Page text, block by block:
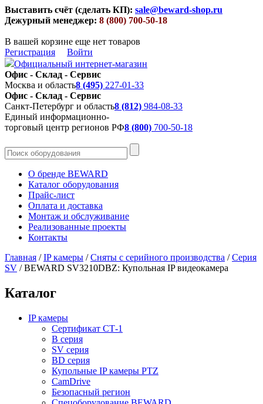
Выставить счёт (сделать КП): sale@beward-shop.ru
Дежурный менеджер: 8 (800) 700-50-18
В вашей корзине еще нет товаров
Регистрация
Войти
Официальный интернет-магазин
Офис - Склад - Сервис
Москва и область8 (495) 227-01-33
Офис - Склад - Сервис
Санкт-Петербург и область8 (812) 984-08-33
Единый информационно-
торговый центр регионов РФ8 (800) 700-50-18
О бренде BEWARD
Каталог оборудования
Прайс-лист
Оплата и доставка
Монтаж и обслуживание
Реализованные проекты
Контакты
Главная /IP камеры /Сняты с серийного производства /Серия
SV /BEWARD SV3210DBZ: Купольная IP видеокамера
Каталог
IP камеры
Сертификат СТ-1
B серия
SV серия
BD серия
Купольные IP камеры PTZ
CamDrive
Безопасный регион